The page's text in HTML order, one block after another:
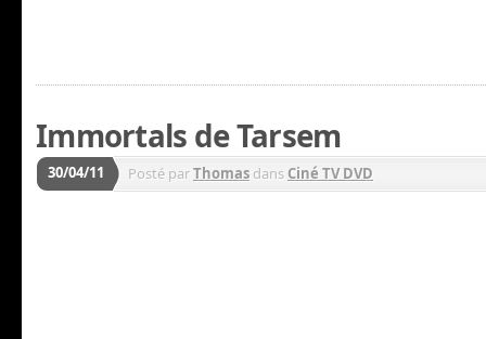
Immortals de Tarsem
30/04/11 Posté parThomas dans Ciné TV DVD